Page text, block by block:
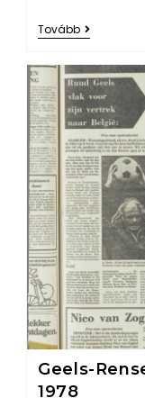
Tovább
Geels-
1978